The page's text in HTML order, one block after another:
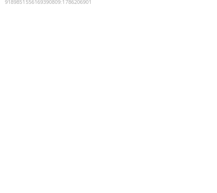
9189851556169390809:1786206901